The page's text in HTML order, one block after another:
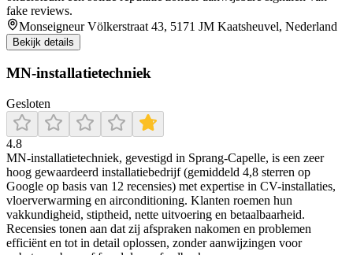
fake reviews.
Monseigneur Völkerstraat 43, 5171 JM Kaatsheuvel, Nederland
Bekijk details
MN-installatietechniek
Gesloten
4.8
MN‑installatietechniek, gevestigd in Sprang‑Capelle, is een zeer
hoog gewaardeerd installatiebedrijf (gemiddeld 4,8 sterren op
Google op basis van 12 recensies) met expertise in CV-installaties,
vloerverwarming en airconditioning. Klanten roemen hun
vakkundigheid, stiptheid, nette uitvoering en betaalbaarheid.
Recensies tonen aan dat zij afspraken nakomen en problemen
efficiënt en tot in detail oplossen, zonder aanwijzingen voor